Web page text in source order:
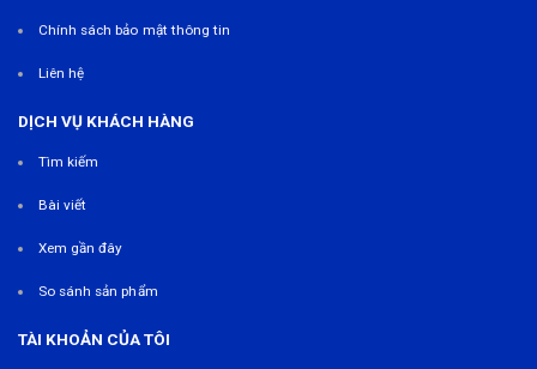
Chính sách bảo mật thông tin
Liên hệ
DỊCH VỤ KHÁCH HÀNG
Tìm kiếm
Bài viết
Xem gần đây
So sánh sản phẩm
TÀI KHOẢN CỦA TÔI